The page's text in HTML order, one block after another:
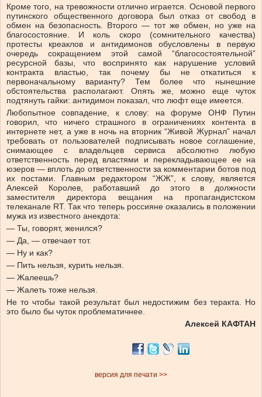
Кроме того, на тревожности отлично играется. Основой первого
путинского общественного договора был отказ от свобод в
обмен на безопасность. Второго — тот же обмен, но уже на
благосостояние. И коль скоро (сомнительного качества)
протесты креаклов и антидимонов обусловлены в первую
очередь сокращением этой самой “благосостоятельной”
ресурсной базы, что воспринято как нарушение условий
контракта властью, так почему бы не откатиться к
первоначальному варианту? Тем более что нынешние
обстоятельства располагают. Опять же, можно еще чуток
подтянуть гайки: антидимон показал, что люфт еще имеется.
Любопытное совпадение, к слову: на форуме ОНФ Путин
говорил, что ничего страшного в ограничениях контента в
интернете нет, а уже в ночь на вторник “Живой Журнал” начал
требовать от пользователей подписывать новое соглашение,
снимающее с владельцев сервиса абсолютно любую
ответственность перед властями и перекладывающее ее на
юзеров — вплоть до ответственности за комментарии ботов под
их постами. Главным редактором “ЖЖ”, к слову, является
Алексей Королев, работавший до этого в должности
заместителя директора вещания на пропагандистском
телеканале RT. Так что теперь россияне оказались в положении
мужа из известного анекдота:
— Ты, говорят, женился?
— Да, — отвечает тот.
— Ну и как?
— Пить нельзя, курить нельзя.
— Жалеешь?
— Жалеть тоже нельзя.
Не то чтобы такой результат был недостижим без теракта. Но
это было бы чуток проблематичнее.
Алексей КАФТАН
версия для печати >>